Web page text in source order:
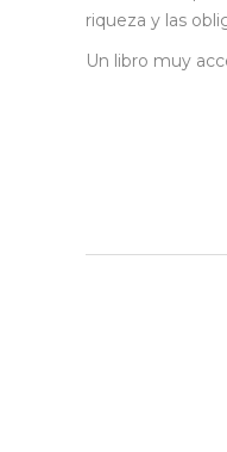
riqueza y las
Un libro muy